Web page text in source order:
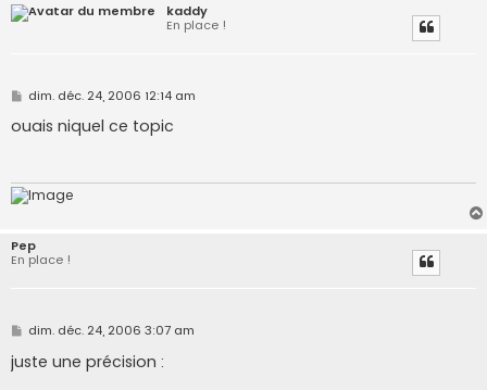
kaddy
En place !
M
s
s
e
dim. déc. 24, 2006 12:14 am
ouais niquel ce topic
Pep
En place !
M
s
s
dim. déc. 24, 2006 3:07 am
juste une précision :